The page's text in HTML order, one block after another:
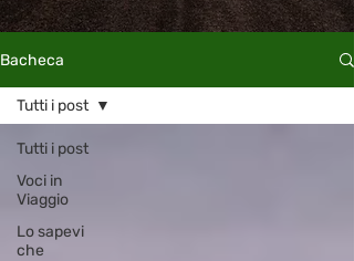
Bacheca
Tutti i post
Voci in
Viaggio
Lo sapevi
che
Tutti i post